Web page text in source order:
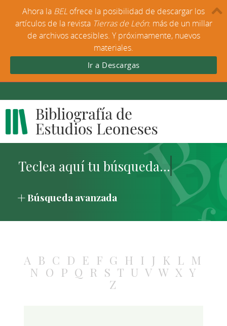
Búsqueda avanzada
A B C D E F G H I J K L M
N O P Q R S T U V W X Y
Z
Ahora la BEL ofrece la posibilidad de descargar los
artículos de la revista Tierras de León: más de un millar
de archivos accesibles. Y próximamente, nuevos
materiales.
Ir a Descargas